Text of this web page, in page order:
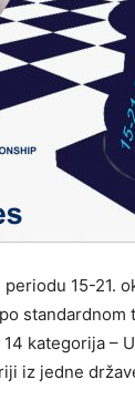
15-21.
kategorija –
iz jedne